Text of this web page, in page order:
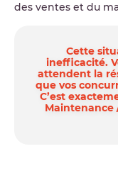
des ventes et du
Cette
inefficacité.
attendent la
que vos
C’est
Maintenance